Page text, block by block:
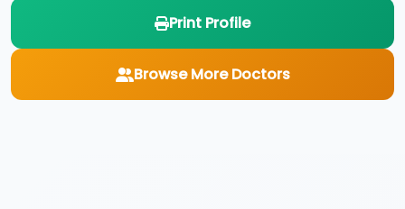
Print Profile
Browse More Doctors